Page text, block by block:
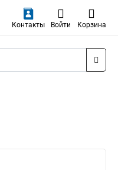
Контакты Войти Корзина